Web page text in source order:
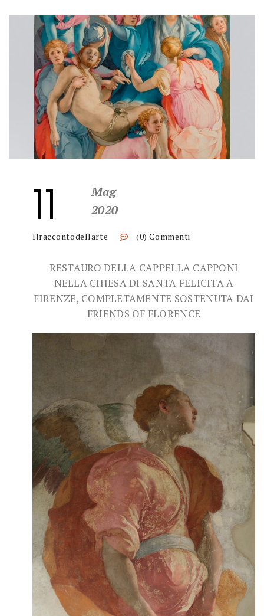
11
Mag
2020
Ilraccontodellarte (0) Commenti
RESTAURO DELLA CAPPELLA CAPPONI
NELLA CHIESA DI SANTA FELICITA A
FIRENZE, COMPLETAMENTE SOSTENUTA DAI
FRIENDS OF FLORENCE